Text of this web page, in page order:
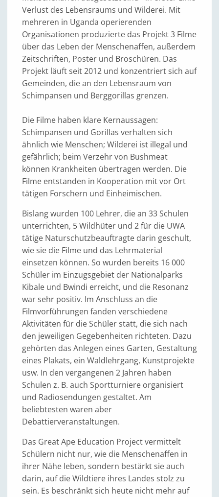
Verlust des Lebensraums und Wilderei. Mit
mehreren in Uganda operierenden
Organisationen produzierte das Projekt 3 Filme
über das Leben der Menschenaffen, außerdem
Zeitschriften, Poster und Broschüren. Das
Projekt läuft seit 2012 und konzentriert sich auf
Gemeinden, die an den Lebensraum von
Schimpansen und Berggorillas grenzen.
Die Filme haben klare Kernaussagen:
Schimpansen und Gorillas verhalten sich
ähnlich wie Menschen; Wilderei ist illegal und
gefährlich; beim Verzehr von Bushmeat
können Krankheiten übertragen werden. Die
Filme entstanden in Kooperation mit vor Ort
tätigen Forschern und Einheimischen.
Bislang wurden 100 Lehrer, die an 33 Schulen
unterrichten, 5 Wildhüter und 2 für die UWA
tätige Naturschutzbeauftragte darin geschult,
wie sie die Filme und das Lehrmaterial
einsetzen können. So wurden bereits 16 000
Schüler im Einzugsgebiet der Nationalparks
Kibale und Bwindi erreicht, und die Resonanz
war sehr positiv. Im Anschluss an die
Filmvorführungen fanden verschiedene
Aktivitäten für die Schüler statt, die sich nach
den jeweiligen Gegebenheiten richteten. Dazu
gehörten das Anlegen eines Garten, Gestaltung
eines Plakats, ein Waldlehrgang, Kunstprojekte
usw. In den vergangenen 2 Jahren haben
Schulen z. B. auch Sportturniere organisiert
und Radiosendungen gestaltet. Am
beliebtesten waren aber
Debattierveranstaltungen.
Das Great Ape Education Project vermittelt
Schülern nicht nur, wie die Menschenaffen in
ihrer Nähe leben, sondern bestärkt sie auch
darin, auf die Wildtiere ihres Landes stolz zu
sein. Es beschränkt sich heute nicht mehr auf